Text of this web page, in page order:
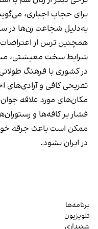
برای حجاب اجباری،
به‌دلیل شجاعت زن‌ها در
همچنین ترس از
شرایط سخت معیشتی،
در کشوری با فرهنگ
تفریحی کافی و آزادی‌های
مکان‌های مورد علاقه
فشار بر کافه‌ها و
ممکن است باعث جرقه
در ایران بشود.
برنامه‌ها
تلویزیون
شنیداری